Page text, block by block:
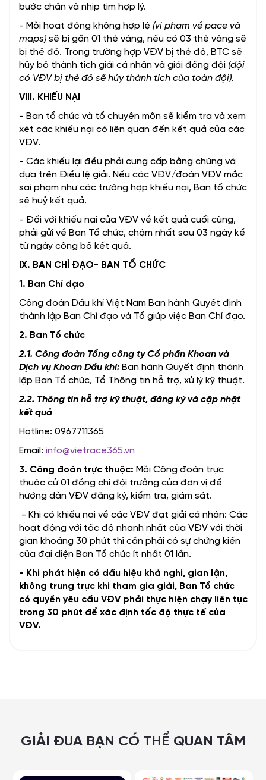
bước chân và nhịp tim hợp lý.
- Mỗi hoạt động không hợp lệ (vi phạm về pace và
maps)sẽ bị gắn 01 thẻ vàng, nếu có 03 thẻ vàng sẽ
bị thẻ đỏ. Trong trường hợp VĐV bị thẻ đỏ, BTC sẽ
hủy bỏ thành tích giải cá nhân và giải đồng đội (đội
có VĐV bị thẻ đỏ sẽ hủy thành tích của toàn đội).
VIII. KHIẾU NẠI
- Ban tổ chức và tổ chuyên môn sẽ kiểm tra và xem
xét các khiếu nại có liên quan đến kết quả của các
VĐV.
- Các khiếu lại đều phải cung cấp bằng chứng và
dựa trên Điều lệ giải. Nếu các VĐV/đoàn VĐV mắc
sai phạm như các trường hợp khiếu nại, Ban tổ chức
sẽ huỷ kết quả.
- Đối với khiếu nại của VĐV về kết quả cuối cùng,
phải gửi về Ban Tổ chức, chậm nhất sau 03 ngày kể
từ ngày công bố kết quả.
IX. BAN CHỈ ĐẠO- BAN TỔ CHỨC
1. Ban Chỉ đạo
Công đoàn Dầu khí Việt Nam Ban hành Quyết định
thành lập Ban Chỉ đạo và Tổ giúp việc Ban Chỉ đạo.
2. Ban Tổ chức
2.1. Công đoàn Tổng công ty Cổ phần Khoan và
Dịch vụ Khoan Dầu khí: Ban hành Quyết định thành
lập Ban Tổ chức, Tổ Thông tin hỗ trợ, xử lý kỹ thuật.
2.2. Thông tin hỗ trợ kỹ thuật, đăng ký và cập nhật
kết quả
Hotline: 0967711365
Email: info@vietrace365.vn
3. Công đoàn trực thuộc: Mỗi Công đoàn trực
thuộc cử 01 đồng chí đội trưởng của đơn vị để
hướng dẫn VĐV đăng ký, kiểm tra, giám sát.
- Khi có khiếu nại về các VĐV đạt giải cá nhân: Các
hoạt động với tốc độ nhanh nhất của VĐV với thời
gian khoảng 30 phút thì cần phải có sự chứng kiến
của đại diện Ban Tổ chức ít nhất 01 lần.
- Khi phát hiện có dấu hiệu khả nghi, gian lận,
không trung trực khi tham gia giải, Ban Tổ chức
có quyền yêu cầu VĐV phải thực hiện chạy liên tục
trong 30 phút để xác định tốc độ thực tế của
VĐV.
GIẢI ĐUA BẠN CÓ THỂ QUAN TÂM